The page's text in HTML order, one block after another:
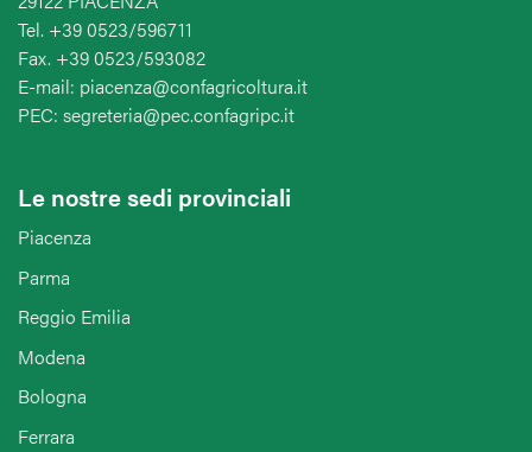
Tel. +39 0523/596711
Fax. +39 0523/593082
E-mail: piacenza@confagricoltura.it
PEC: segreteria@pec.confagripc.it
Le nostre sedi provinciali
Piacenza
Parma
Reggio Emilia
Modena
Bologna
Ferrara